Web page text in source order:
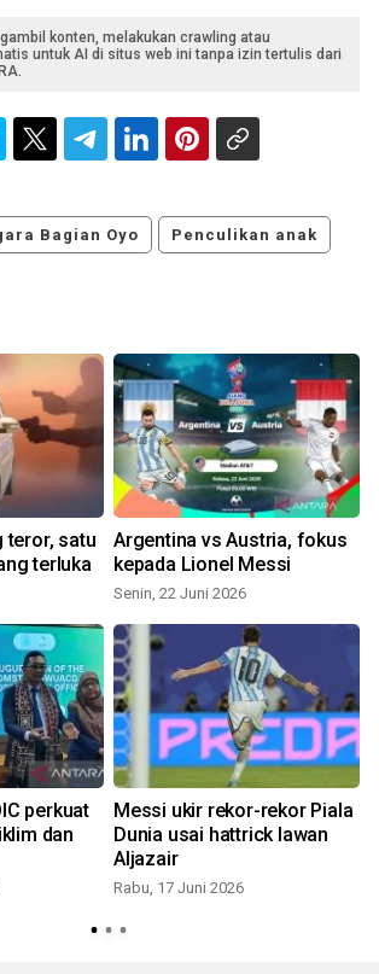
konten, melakukan crawling atau
untuk AI di situs web ini tanpa izin tertulis dari
Bagian Oyo Penculikan anak
teror, satu
terluka
Argentina vs Austria, fokus
kepada Lionel Messi
Senin, 22 Juni 2026
perkuat
dan
Messi ukir rekor-rekor Piala
Dunia usai hattrick lawan
Aljazair
Rabu, 17 Juni 2026